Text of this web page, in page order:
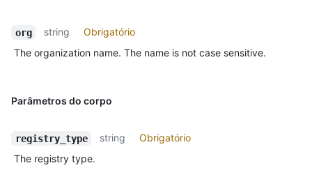
org string
Obrigatório
The organization name. The name is not case sensitive.
Parâmetros do corpo
registry_type string
Obrigatório
The registry type.